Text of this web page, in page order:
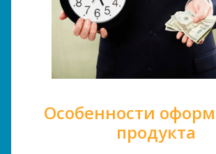
Особенности
продукта